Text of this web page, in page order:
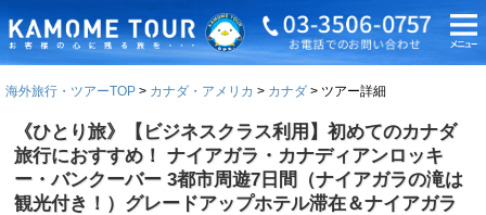
海外旅行・ツアーTOP カナダ・アメリカ カナダ ツアー詳細
《ひとり旅》【ビジネスクラス利用】初めてのカナダ
旅行におすすめ！ ナイアガラ・カナディアンロッキ
ー・バンクーバー 3都市周遊7日間（ナイアガラの滝は
観光付き！）グレードアップホテル滞在＆ナイアガラ